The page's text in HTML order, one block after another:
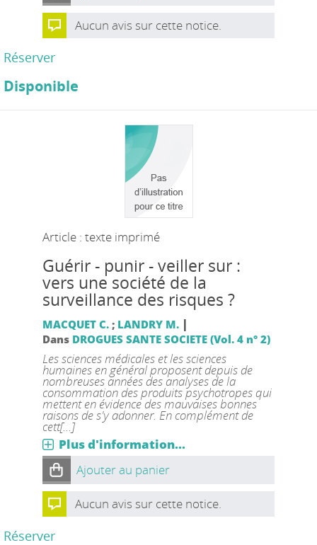
Aucun avis sur cette notice.
Réserver
Disponible
Article : texte imprimé
Guérir - punir - veiller sur :
vers une société de la
surveillance des risques ?
MACQUET C.; LANDRY M. |
Dans DROGUES SANTE SOCIETE (Vol. 4 n° 2)
Les sciences médicales et les sciences
humaines en général proposent depuis de
nombreuses années des analyses de la
consommation des produits psychotropes qui
mettent en évidence des mauvaises bonnes
raisons de s'y adonner. En complément de
cett[...]
Plus d'information...
Ajouter au panier
Aucun avis sur cette notice.
Réserver